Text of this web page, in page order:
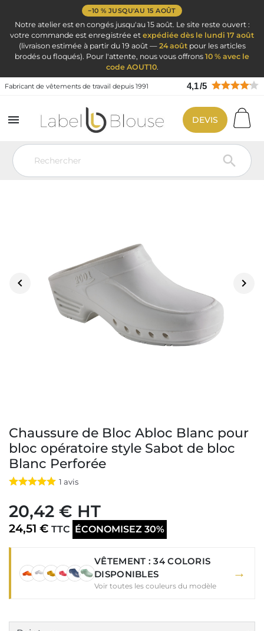
−10 % JUSQU'AU 15 AOÛT
Notre atelier est en congés jusqu'au 15 août. Le site reste ouvert :
votre commande est enregistrée et expédiée dès le lundi 17 août
(livraison estimée à partir du 19 août — 24 aoûtpour les articles
brodés ou floqués). Pour l'attente, nous vous offrons 10 % avec le
code AOUT10.
Fabricant de vêtements de travail depuis 1991 4,1/5


DEVIS
Vêtement de travail Blouse médicale
Chaussure Hopital Infirmière
 
Chaussure de Bloc Abloc Blanc pour
bloc opératoire style Sabot de bloc
Blanc Perforée
1 avis
20,42 € HT
24,51 € TTC ÉCONOMISEZ 30%
VÊTEMENT : 34 COLORIS
DISPONIBLES
Voir toutes les couleurs du modèle
→